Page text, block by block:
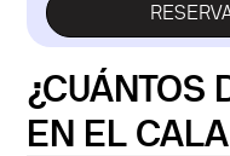
¿CUÁNTOS
EN EL